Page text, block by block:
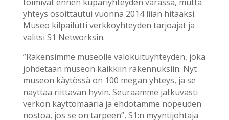
yhteys osoittautui vuonna 2014 liian hitaaksi.
Museo kilpailutti verkkoyhteyden tarjoajat ja
valitsi S1 Networksin.
”Rakensimme museolle valokuituyhteyden, joka
johdetaan museon kaikkiin rakennuksiin. Nyt
museon käytössä on 100 megan yhteys, ja se
näyttää riittävän hyvin. Seuraamme jatkuvasti
verkon käyttömääriä ja ehdotamme nopeuden
nostoa, jos se on tarpeen”, S1:n myyntijohtaja